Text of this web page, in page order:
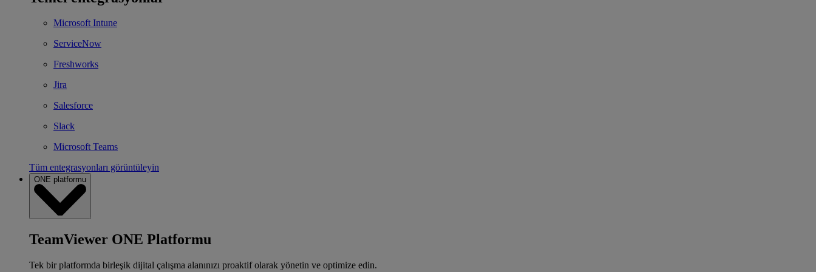
Microsoft Intune
ServiceNow
Freshworks
Jira
Salesforce
Slack
Microsoft Teams
Tüm entegrasyonları görüntüleyin
ONE platformu
TeamViewer ONE Platformu
Tek bir platformda birleşik dijital çalışma alanınızı proaktif olarak yönetin ve optimize edin.